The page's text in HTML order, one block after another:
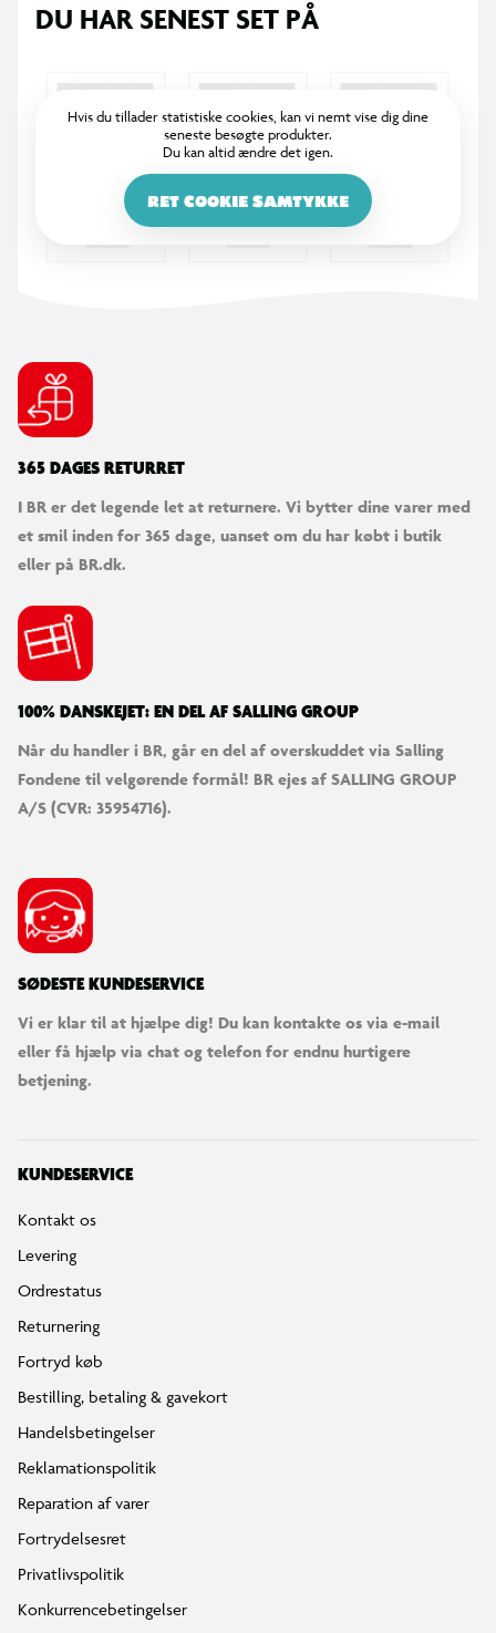
Passer til leg med flere deltagere eller alene
Anbring sandmøllen i sandet og fyld sand i åbningerne. Træk i
dele for at få møllen til at dreje og se, hvordan sandet
bevæger sig igennem systemet. Rens delene for sand efter
brug og opbevar dem samlet.
DU HAR SENEST SET PÅ
Hvis du tillader statistiske cookies, kan vi nemt vise dig dine
seneste besøgte produkter.
Du kan altid ændre det igen.
RET COOKIE SAMTYKKE
365 DAGES RETURRET
I BR er det legende let at returnere. Vi bytter dine varer med
et smil inden for 365 dage, uanset om du har købt i butik
eller på BR.dk.
100% DANSKEJET: EN DEL AF SALLING GROUP
Når du handler i BR, går en del af overskuddet via Salling
Fondene til velgørende formål! BR ejes af SALLING GROUP
A/S (CVR: 35954716).
SØDESTE KUNDESERVICE
Vi er klar til at hjælpe dig! Du kan kontakte os via e-mail
eller få hjælp via chat og telefon for endnu hurtigere
betjening.
KUNDESERVICE
Kontakt os
Levering
Ordrestatus
Returnering
Fortryd køb
Bestilling, betaling & gavekort
Handelsbetingelser
Reklamationspolitik
Reparation af varer
Fortrydelsesret
Privatlivspolitik
Konkurrencebetingelser